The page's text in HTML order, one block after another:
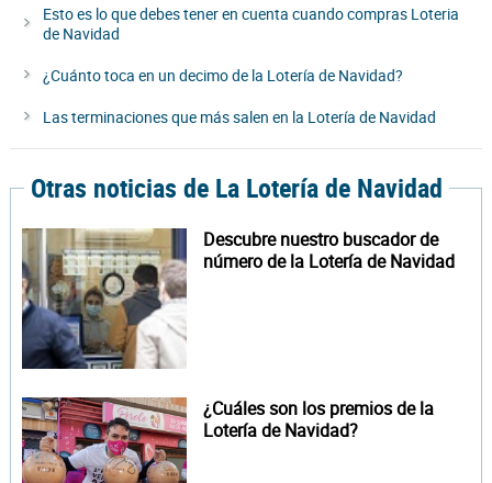
Esto es lo que debes tener en cuenta cuando compras Loteria
de Navidad
¿Cuánto toca en un decimo de la Lotería de Navidad?
Las terminaciones que más salen en la Lotería de Navidad
Otras noticias de La Lotería de Navidad
Descubre nuestro buscador de
número de la Lotería de Navidad
¿Cuáles son los premios de la
Lotería de Navidad?